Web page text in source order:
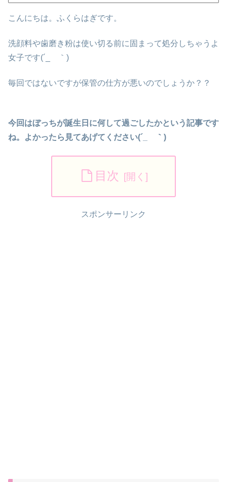
こんにちは。ふくらはぎです。
洗顔料や歯磨き粉は使い切る前に固まって処分しちゃうよ
女子です(´_ゝ｀)
毎回ではないですが保管の仕方が悪いのでしょうか？？
今回はぼっちが誕生日に何して過ごしたかという記事です
ね。よかったら見てあげてください(´_ゝ｀)
目次
スポンサーリンク